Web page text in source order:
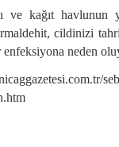
ve kağıt
cildinizi
neden